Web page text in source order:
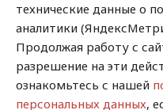
Криминал
Успех
технические данные о
аналитики
Продолжая работу с
разрешение на эти
ознакомьтесь с нашей
персональных данных,